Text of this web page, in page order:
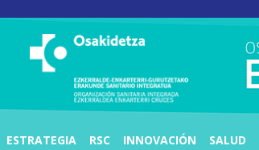
ESTRATEGIA RSC INNOVACIÓN SALUD